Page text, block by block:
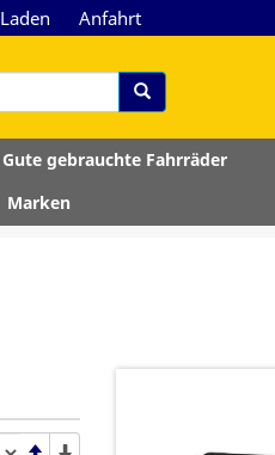
Laden Anfahrt
Gute gebrauchte Fahrräder
Marken